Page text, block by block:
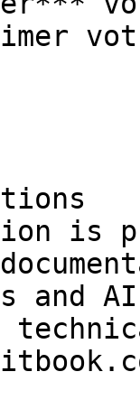
is
and